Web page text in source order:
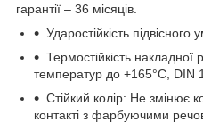
гарантії – 36 місяців.
Ударостійкість
Термостійкість накладної
температур до +165°C, DIN
Стійкий колір: Не змінює
контакті з фарбуючими